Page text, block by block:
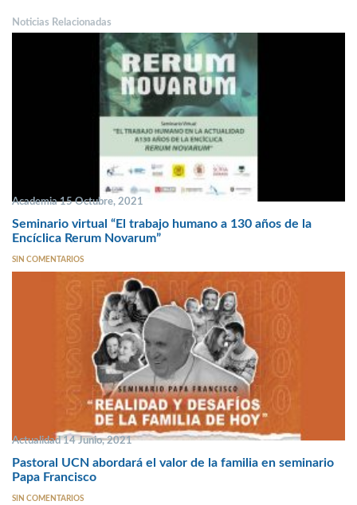
Noticias Relacionadas
Academia 15 Octubre, 2021
Seminario virtual “El trabajo humano a 130 años de la
Encíclica Rerum Novarum”
SIN COMENTARIOS
Actualidad 14 Junio, 2021
Pastoral UCN abordará el valor de la familia en seminario
Papa Francisco
SIN COMENTARIOS